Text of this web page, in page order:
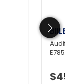
E785...
$451